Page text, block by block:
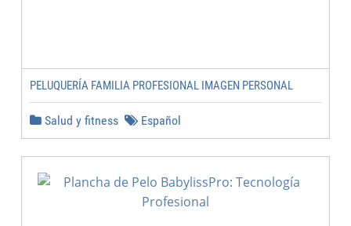
PELUQUERÍA FAMILIA PROFESIONAL IMAGEN PERSONAL
Salud y fitness Español